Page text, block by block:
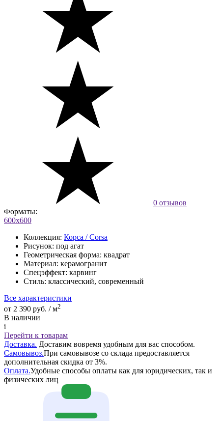
0 отзывов
Форматы:
600х600
Коллекция: Корса / Corsa
Рисунок: под агат
Геометрическая форма: квадрат
Материал: керамогранит
Спецэффект: карвинг
Стиль: классический, современный
Все характеристики
от 2 390 руб. / м2
В наличии
i
Перейти к товарам
Доставка. Доставим вовремя удобным для вас способом.
Самовывоз.При самовывозе со склада предоставляется
дополнительная скидка от 3%.
Оплата.Удобные способы оплаты как для юридических, так и
физических лиц